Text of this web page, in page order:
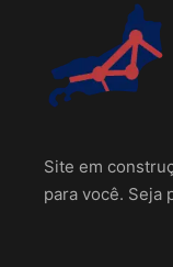
Site em
para você. Seja